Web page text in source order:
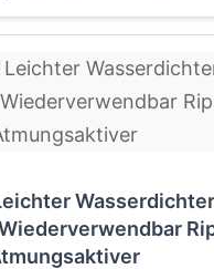
Wasserdichter